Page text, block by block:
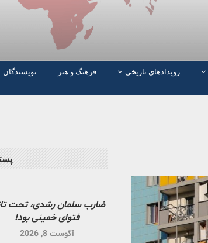
رویدادهای تاریخی فرهنگ و هنر نویسندگان
ضارب سلمان رشدی، تحت
فتوای خمینی بود!
آگوست 8, 2026